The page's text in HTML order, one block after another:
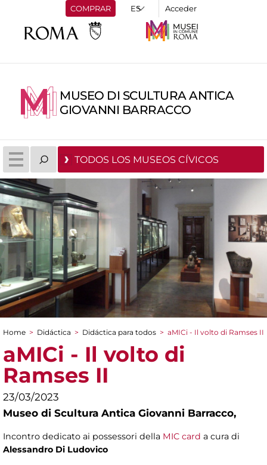
COMPRAR Acceder
MUSEO DI SCULTURA ANTICA
GIOVANNI BARRACCO
TODOS LOS MUSEOS CÍVICOS
You are here
Home > Didáctica > Didáctica para todos > aMICi - Il volto di Ramses II
aMICi - Il volto di
Ramses II
23/03/2023
Museo di Scultura Antica Giovanni Barracco,
Incontro dedicato ai possessori della MIC card a cura di
Alessandro Di Ludovico